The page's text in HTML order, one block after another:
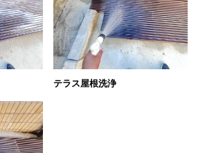
テラス屋根洗浄